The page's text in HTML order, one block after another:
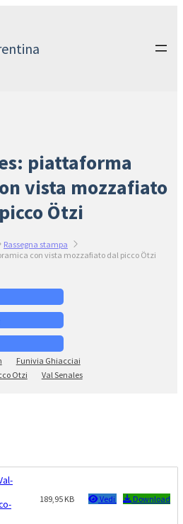
piattaforma
vista mozzafiato
Ötzi
Rassegna stampa
con vista mozzafiato dal picco Ötzi
Funivia Ghiacciai
Otzi Val Senales
189,95 KB Vedi Download